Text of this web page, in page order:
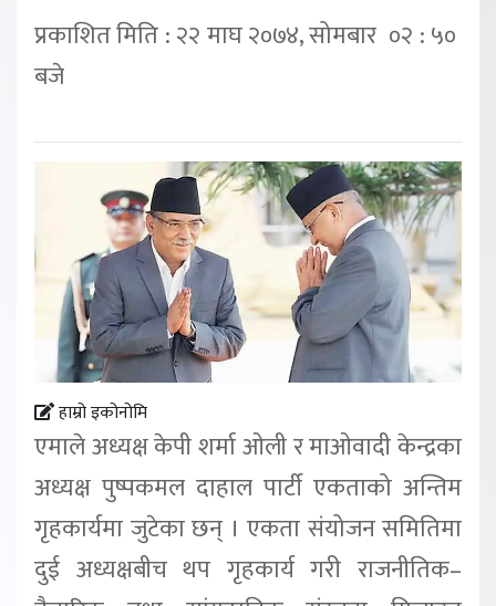
प्रकाशित मिति : २२ माघ २०७४, सोमबार ०२ : ५०
बजे
हाम्रो इकोनोमि
एमाले अध्यक्ष केपी शर्मा ओली र माओवादी केन्द्रका
अध्यक्ष पुष्पकमल दाहाल पार्टी एकताको अन्तिम
गृहकार्यमा जुटेका छन् । एकता संयोजन समितिमा
दुई अध्यक्षबीच थप गृहकार्य गरी राजनीतिक–